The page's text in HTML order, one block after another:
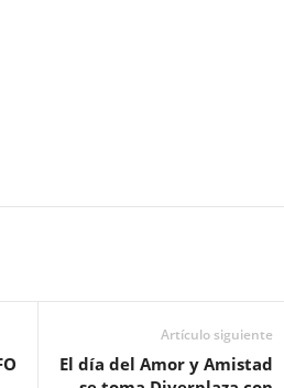
Artículo siguiente
El día del Amor y Amistad